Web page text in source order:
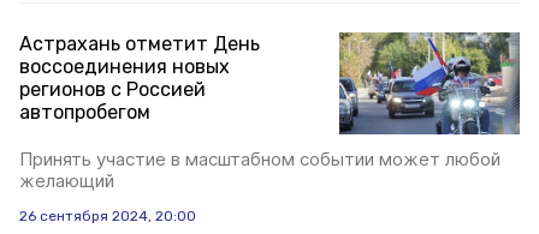
Астрахань отметит День
воссоединения новых
регионов с Россией
автопробегом
Принять участие в масштабном событии может любой
желающий
26 сентября 2024, 20:00